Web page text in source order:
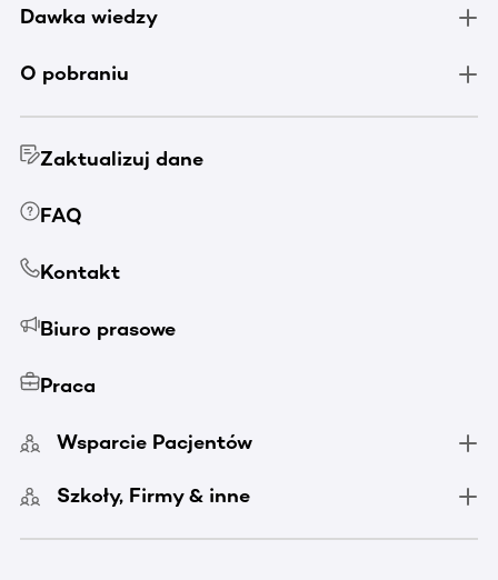
Dawka wiedzy
O pobraniu
Zaktualizuj dane
FAQ
Kontakt
Biuro prasowe
Praca
Wsparcie Pacjentów
Szkoły, Firmy & inne